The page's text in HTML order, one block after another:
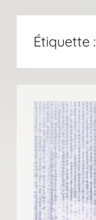
Étiquette :